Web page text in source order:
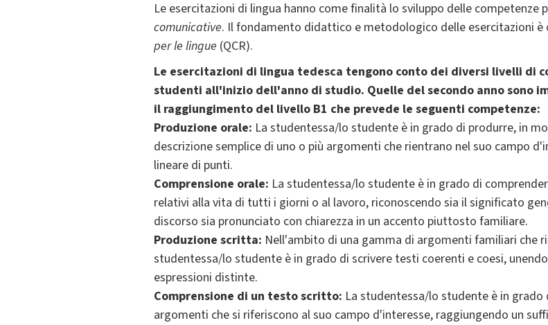
Le esercitazioni di lingua hanno come finalità lo sviluppo delle
comunicative. Il fondamento didattico e metodologico delle esercitazioni
per le lingue (QCR).
Le esercitazioni di lingua tedesca tengono conto dei diversi livelli di
studenti all'inizio dell'anno di studio. Quelle del secondo anno sono
il raggiungimento del livello B1 che prevede le seguenti competenze:
Produzione orale: La studentessa/lo studente è in grado di produrre, in
descrizione semplice di uno o più argomenti che rientrano nel suo campo
lineare di punti.
Comprensione orale: La studentessa/lo studente è in grado di
relativi alla vita di tutti i giorni o al lavoro, riconoscendo sia il significato
discorso sia pronunciato con chiarezza in un accento piuttosto familiare.
Produzione scritta: Nell'ambito di una gamma di argomenti familiari che
studentessa/lo studente è in grado di scrivere testi coerenti e coesi,
espressioni distinte.
Comprensione di un testo scritto: La studentessa/lo studente è in
argomenti che si riferiscono al suo campo d'interesse, raggiungendo un